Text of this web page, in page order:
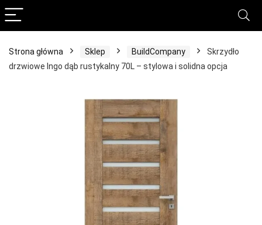
Strona główna Sklep BuildCompany
Skrzydło
drzwiowe Ingo dąb rustykalny 70L – stylowa i solidna opcja